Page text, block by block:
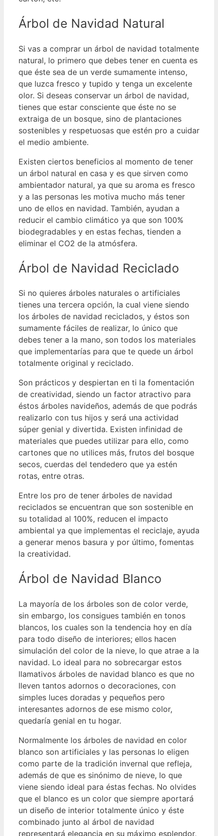
Árbol de Navidad Natural
Si vas a comprar un árbol de navidad totalmente
natural, lo primero que debes tener en cuenta es
que éste sea de un verde sumamente intenso,
que luzca fresco y tupido y tenga un excelente
olor. Si deseas conservar un árbol de navidad,
tienes que estar consciente que éste no se
extraiga de un bosque, sino de plantaciones
sostenibles y respetuosas que estén pro a cuidar
el medio ambiente.
Existen ciertos beneficios al momento de tener
un árbol natural en casa y es que sirven como
ambientador natural, ya que su aroma es fresco
y a las personas les motiva mucho más tener
uno de ellos en navidad. También, ayudan a
reducir el cambio climático ya que son 100%
biodegradables y en estas fechas, tienden a
eliminar el CO2 de la atmósfera.
Árbol de Navidad Reciclado
Si no quieres árboles naturales o artificiales
tienes una tercera opción, la cual viene siendo
los árboles de navidad reciclados, y éstos son
sumamente fáciles de realizar, lo único que
debes tener a la mano, son todos los materiales
que implementarías para que te quede un árbol
totalmente original y reciclado.
Son prácticos y despiertan en ti la fomentación
de creatividad, siendo un factor atractivo para
éstos árboles navideños, además de que podrás
realizarlo con tus hijos y será una actividad
súper genial y divertida. Existen infinidad de
materiales que puedes utilizar para ello, como
cartones que no utilices más, frutos del bosque
secos, cuerdas del tendedero que ya estén
rotas, entre otras.
Entre los pro de tener árboles de navidad
reciclados se encuentran que son sostenible en
su totalidad al 100%, reducen el impacto
ambiental ya que implementas el reciclaje, ayuda
a generar menos basura y por último, fomentas
la creatividad.
Árbol de Navidad Blanco
La mayoría de los árboles son de color verde,
sin embargo, los consigues también en tonos
blancos, los cuales son la tendencia hoy en día
para todo diseño de interiores; ellos hacen
simulación del color de la nieve, lo que atrae a la
navidad. Lo ideal para no sobrecargar estos
llamativos árboles de navidad blanco es que no
lleven tantos adornos o decoraciones, con
simples luces doradas y pequeños pero
interesantes adornos de ese mismo color,
quedaría genial en tu hogar.
Normalmente los árboles de navidad en color
blanco son artificiales y las personas lo eligen
como parte de la tradición invernal que refleja,
además de que es sinónimo de nieve, lo que
viene siendo ideal para éstas fechas. No olvides
que el blanco es un color que siempre aportará
un diseño de interior totalmente único y éste
combinado junto al árbol de navidad
representará elegancia en su máximo esplendor,